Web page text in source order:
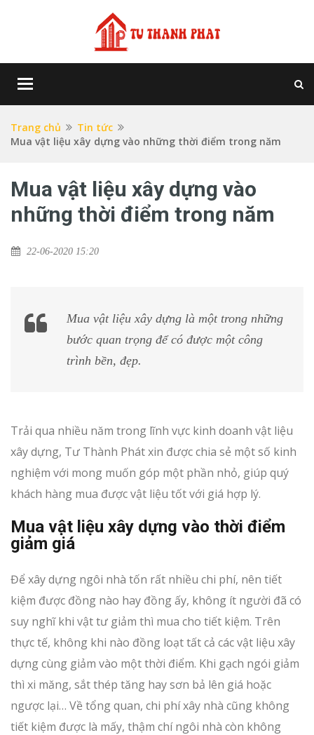
Toggle
Trang chủ
Tin tức
Mua vật liệu xây dựng vào những thời điểm trong năm
Mua vật liệu xây dựng vào
những thời điểm trong năm
22-06-2020 15:20
Mua vật liệu xây dựng là một trong những
bước quan trọng để có được một công
trình bền, đẹp.
Trải qua nhiều năm trong lĩnh vực kinh doanh vật liệu
xây dựng, Tư Thành Phát xin được chia sẻ một số kinh
nghiệm với mong muốn góp một phần nhỏ, giúp quý
khách hàng mua được vật liệu tốt với giá hợp lý.
Mua vật liệu xây dựng vào thời điểm
giảm giá
Để xây dựng ngôi nhà tốn rất nhiều chi phí, nên tiết
kiệm được đồng nào hay đồng ấy, không ít người đã có
suy nghĩ khi vật tư giảm thì mua cho tiết kiệm. Trên
thực tế, không khi nào đồng loạt tất cả các vật liệu xây
dựng cùng giảm vào một thời điểm. Khi gạch ngói giảm
thì xi măng, sắt thép tăng hay sơn bả lên giá hoặc
ngược lại… Về tổng quan, chi phí xây nhà cũng không
tiết kiệm được là mấy, thậm chí ngôi nhà còn không